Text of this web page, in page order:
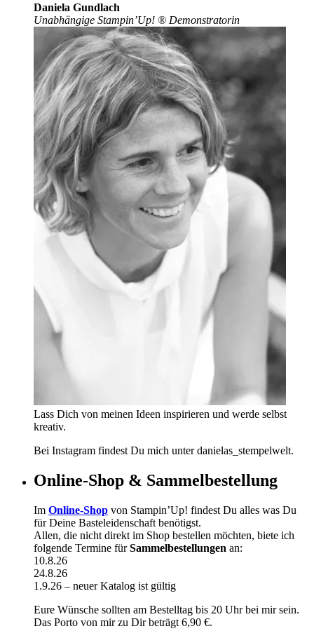
Daniela Gundlach
Unabhängige Stampin’Up! ® Demonstratorin
Lass Dich von meinen Ideen inspirieren und werde selbst
kreativ.
Bei Instagram findest Du mich unter danielas_stempelwelt.
Online-Shop & Sammelbestellung
Im Online-Shop von Stampin’Up! findest Du alles was Du
für Deine Basteleidenschaft benötigst.
Allen, die nicht direkt im Shop bestellen möchten, biete ich
folgende Termine fürSammelbestellungen an:
10.8.26
24.8.26
1.9.26 – neuer Katalog ist gültig
Eure Wünsche sollten am Bestelltag bis 20 Uhr bei mir sein.
Das Porto von mir zu Dir beträgt 6,90 €.